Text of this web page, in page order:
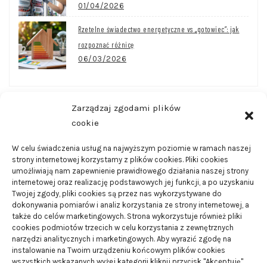
Zarządzaj zgodami plików
cookie
W celu świadczenia usług na najwyższym poziomie w ramach naszej
strony internetowej korzystamy z plików cookies. Pliki cookies
umożliwiają nam zapewnienie prawidłowego działania naszej strony
internetowej oraz realizację podstawowych jej funkcji, a po uzyskaniu
Twojej zgody, pliki cookies są przez nas wykorzystywane do
dokonywania pomiarów i analiz korzystania ze strony internetowej, a
także do celów marketingowych. Strona wykorzystuje również pliki
cookies podmiotów trzecich w celu korzystania z zewnętrznych
narzędzi analitycznych i marketingowych. Aby wyrazić zgodę na
instalowanie na Twoim urządzeniu końcowym plików cookies
01/04/2026
Rzetelne świadectwo energetyczne vs „gotowiec”: jak
rozpoznać różnicę
06/03/2026
CZĘSTO CZYTANE
Wanny wychwytowe – do czego są one wykorzystywane
21/08/2024
Smart domy – czym są i jakie posiadają zalety
01/02/2024